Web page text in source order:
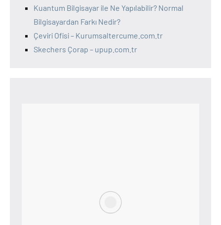
Kuantum Bilgisayar ile Ne Yapılabilir? Normal
Bilgisayardan Farkı Nedir?
Çeviri Ofisi – Kurumsaltercume.com.tr
Skechers Çorap – upup.com.tr